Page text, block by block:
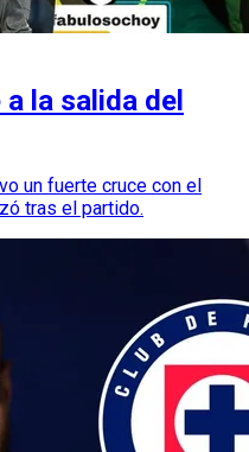
la salida del
un fuerte cruce con el
tras el partido.